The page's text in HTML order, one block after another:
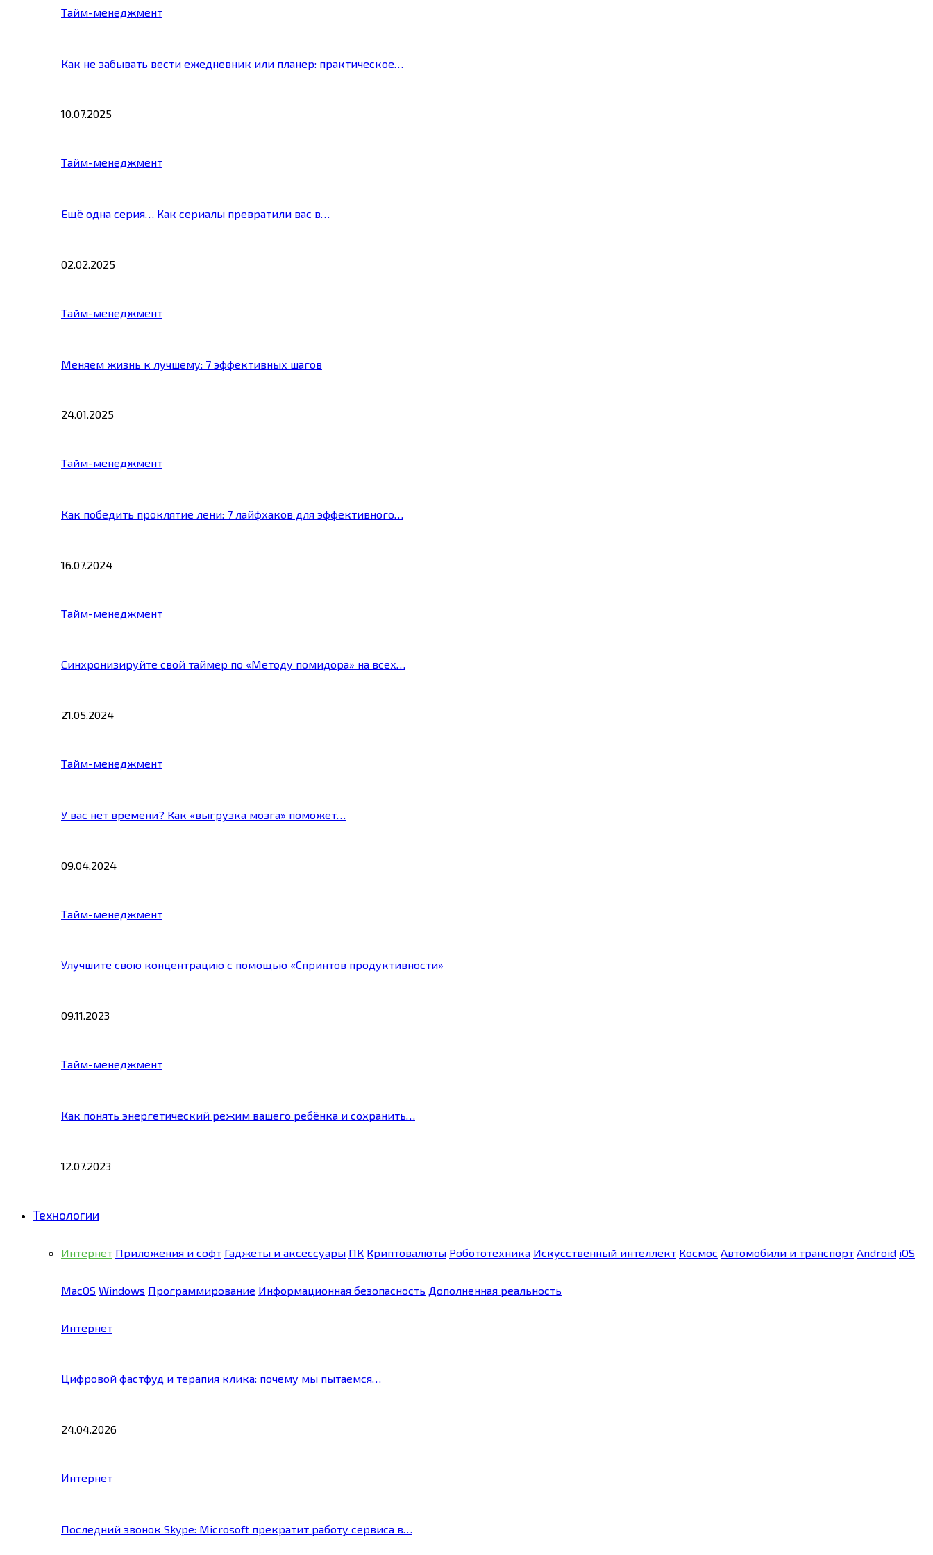
Тайм-менеджмент
Как не забывать вести ежедневник или планер: практическое…
10.07.2025
Тайм-менеджмент
Ещё одна серия… Как сериалы превратили вас в…
02.02.2025
Тайм-менеджмент
Меняем жизнь к лучшему: 7 эффективных шагов
24.01.2025
Тайм-менеджмент
Как победить проклятие лени: 7 лайфхаков для эффективного…
16.07.2024
Тайм-менеджмент
Синхронизируйте свой таймер по «Методу помидора» на всех…
21.05.2024
Тайм-менеджмент
У вас нет времени? Как «выгрузка мозга» поможет…
09.04.2024
Тайм-менеджмент
Улучшите свою концентрацию с помощью «Спринтов продуктивности»
09.11.2023
Тайм-менеджмент
Как понять энергетический режим вашего ребёнка и сохранить…
12.07.2023
Технологии
Интернет Приложения и софт Гаджеты и аксессуары ПК Криптовалюты Робототехника Искусственный интеллект Космос Автомобили и транспорт Android iOS
MacOS Windows Программирование Информационная безопасность Дополненная реальность
Интернет
Цифровой фастфуд и терапия клика: почему мы пытаемся…
24.04.2026
Интернет
Последний звонок Skype: Microsoft прекратит работу сервиса в…